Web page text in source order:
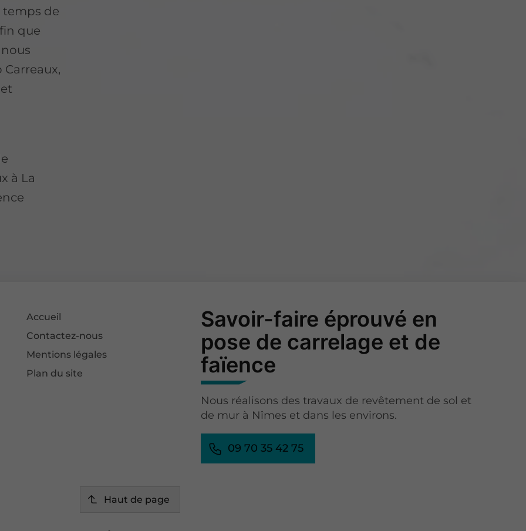
temps de
que
à La
Accueil
Contactez-nous
Mentions légales
Plan du site
Savoir-faire éprouvé en
pose de carrelage et de
faïence
Nous réalisons des travaux de revêtement de sol et
de mur à Nîmes et dans les environs.
09 70 35 42 75
Haut de page